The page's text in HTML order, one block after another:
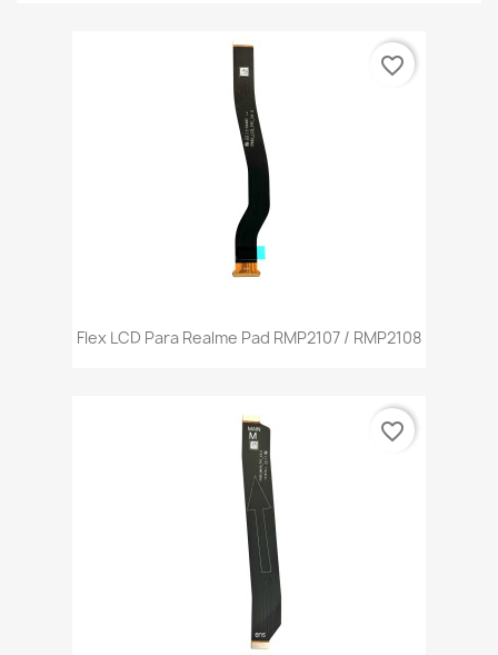
Flex LCD Para Realme Pad RMP2107 / RMP2108
favorite_border
favorite_border